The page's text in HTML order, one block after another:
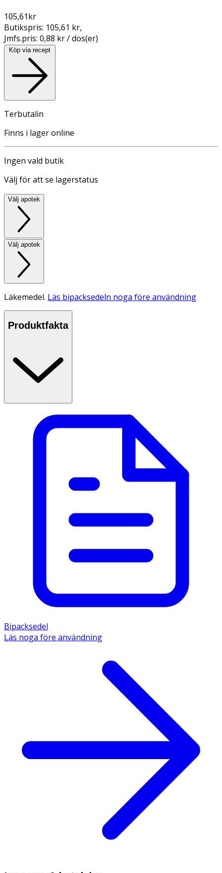
105,61kr
Butikspris: 105,61 kr,
Jmfs.pris: 0,88 kr / dos(er)
Köp via recept
Terbutalin
Finns i lager online
Ingen vald butik
Välj för att se lagerstatus
Välj apotek
Välj apotek
Läkemedel. Läs bipacksedeln noga före användning
Produktfakta
Bipacksedel
Läs noga före användning